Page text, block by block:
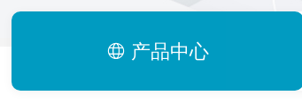
产品中心